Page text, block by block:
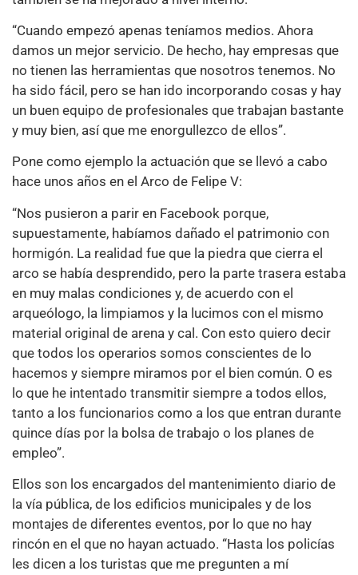
“Cuando empezó apenas teníamos medios. Ahora
damos un mejor servicio. De hecho, hay empresas que
no tienen las herramientas que nosotros tenemos. No
ha sido fácil, pero se han ido incorporando cosas y hay
un buen equipo de profesionales que trabajan bastante
y muy bien, así que me enorgullezco de ellos”.
Pone como ejemplo la actuación que se llevó a cabo
hace unos años en el Arco de Felipe V:
“Nos pusieron a parir en Facebook porque,
supuestamente, habíamos dañado el patrimonio con
hormigón. La realidad fue que la piedra que cierra el
arco se había desprendido, pero la parte trasera estaba
en muy malas condiciones y, de acuerdo con el
arqueólogo, la limpiamos y la lucimos con el mismo
material original de arena y cal. Con esto quiero decir
que todos los operarios somos conscientes de lo
hacemos y siempre miramos por el bien común. O es
lo que he intentado transmitir siempre a todos ellos,
tanto a los funcionarios como a los que entran durante
quince días por la bolsa de trabajo o los planes de
empleo”.
Ellos son los encargados del mantenimiento diario de
la vía pública, de los edificios municipales y de los
montajes de diferentes eventos, por lo que no hay
rincón en el que no hayan actuado. “Hasta los policías
les dicen a los turistas que me pregunten a mí